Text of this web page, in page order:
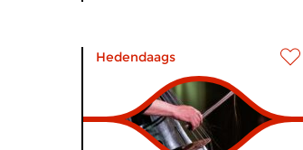
Hedendaags